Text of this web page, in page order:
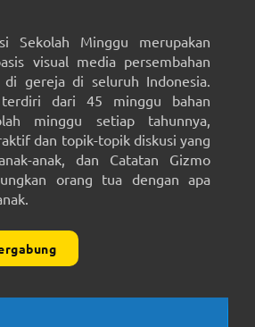
Sekolah Minggu merupakan
visual media persembahan
di gereja di seluruh Indonesia.
dari 45 minggu bahan
minggu setiap tahunnya,
dan topik-topik diskusi yang
anak, dan Catatan Gizmo
orang tua dengan apa